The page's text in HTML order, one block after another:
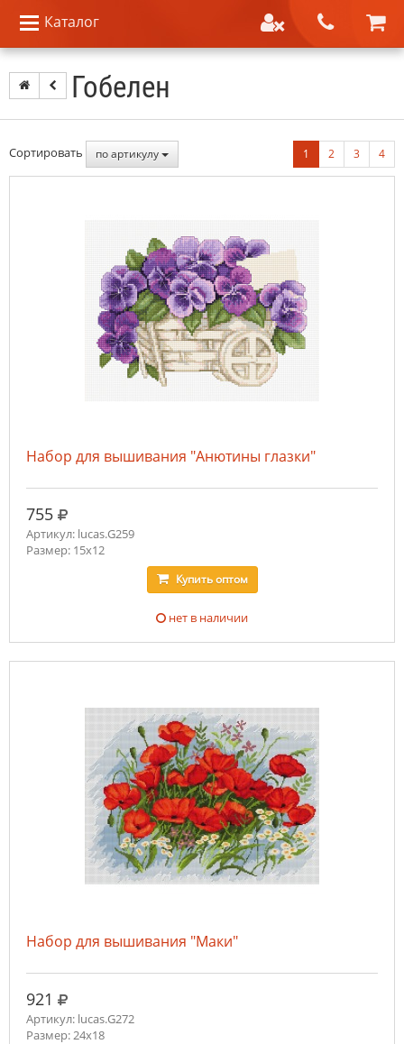
Каталог
Гобелен
Сортировать по артикулу 1 2 3 4
Набор для вышивания "Анютины глазки"
755 руб.
Артикул: lucas.G259
Размер: 15х12
Купитьоптом
нет в наличии
Набор для вышивания "Маки"
921 руб.
Артикул: lucas.G272
Размер: 24х18